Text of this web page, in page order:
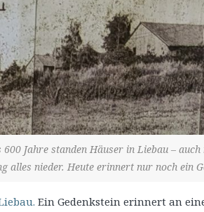
Jahre standen Häuser in Liebau –
alles nieder. Heute erinnert nur noch ein
Ein Gedenkstein erinnert an